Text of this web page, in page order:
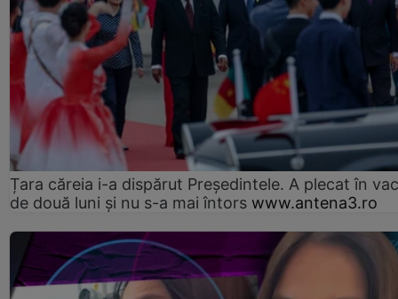
Țara căreia i-a dispărut Președintele. A plecat în
de două luni și nu s-a mai întors www.antena3.ro